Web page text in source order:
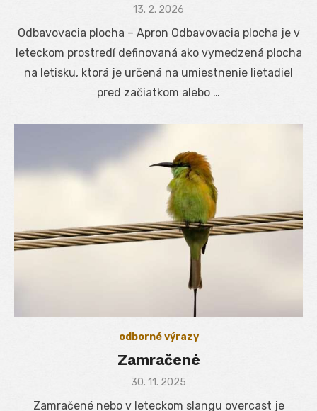
Posted
13. 2. 2026
Odbavovacia plocha – Apron Odbavovacia plocha je v
leteckom prostredí definovaná ako vymedzená plocha
na letisku, ktorá je určená na umiestnenie lietadiel
pred začiatkom alebo …
odborné výrazy
Zamračené
Posted
30. 11. 2025
Zamračené nebo v leteckom slangu overcast je